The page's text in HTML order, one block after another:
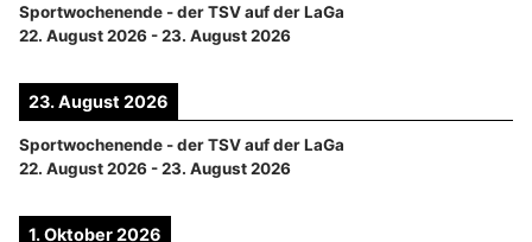
Sportwochenende - der TSV auf der LaGa
22. August 2026 -23. August 2026
23. August 2026
Sportwochenende - der TSV auf der LaGa
22. August 2026 -23. August 2026
1. Oktober 2026